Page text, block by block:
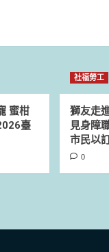
蜜柑
臺
社福勞工
獅友走
見身障
市民以
0